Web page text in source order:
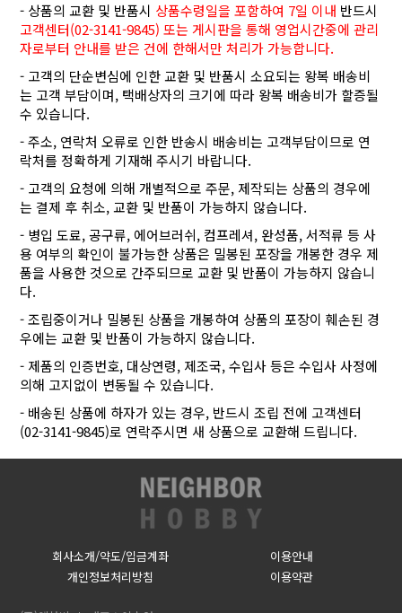
- 상품의 교환 및 반품시 상품수령일을 포함하여 7일 이내 반드시
고객센터(02-3141-9845) 또는 게시판을 통해 영업시간중에 관리
자로부터 안내를 받은 건에 한해서만 처리가 가능합니다.
- 고객의 단순변심에 인한 교환 및 반품시 소요되는 왕복 배송비
는 고객 부담이며, 택배상자의 크기에 따라 왕복 배송비가 할증될
수 있습니다.
- 주소, 연락처 오류로 인한 반송시 배송비는 고객부담이므로 연
락처를 정확하게 기재해 주시기 바랍니다.
- 고객의 요청에 의해 개별적으로 주문, 제작되는 상품의 경우에
는 결제 후 취소, 교환 및 반품이 가능하지 않습니다.
- 병입 도료, 공구류, 에어브러쉬, 컴프레셔, 완성품, 서적류 등 사
용 여부의 확인이 불가능한 상품은 밀봉된 포장을 개봉한 경우 제
품을 사용한 것으로 간주되므로 교환 및 반품이 가능하지 않습니
다.
- 조립중이거나 밀봉된 상품을 개봉하여 상품의 포장이 훼손된 경
우에는 교환 및 반품이 가능하지 않습니다.
- 제품의 인증번호, 대상연령, 제조국, 수입사 등은 수입사 사정에
의해 고지없이 변동될 수 있습니다.
- 배송된 상품에 하자가 있는 경우, 반드시 조립 전에 고객센터
(02-3141-9845)로 연락주시면 새 상품으로 교환해 드립니다.
회사소개/약도/입금계좌
이용안내
개인정보처리방침
이용약관